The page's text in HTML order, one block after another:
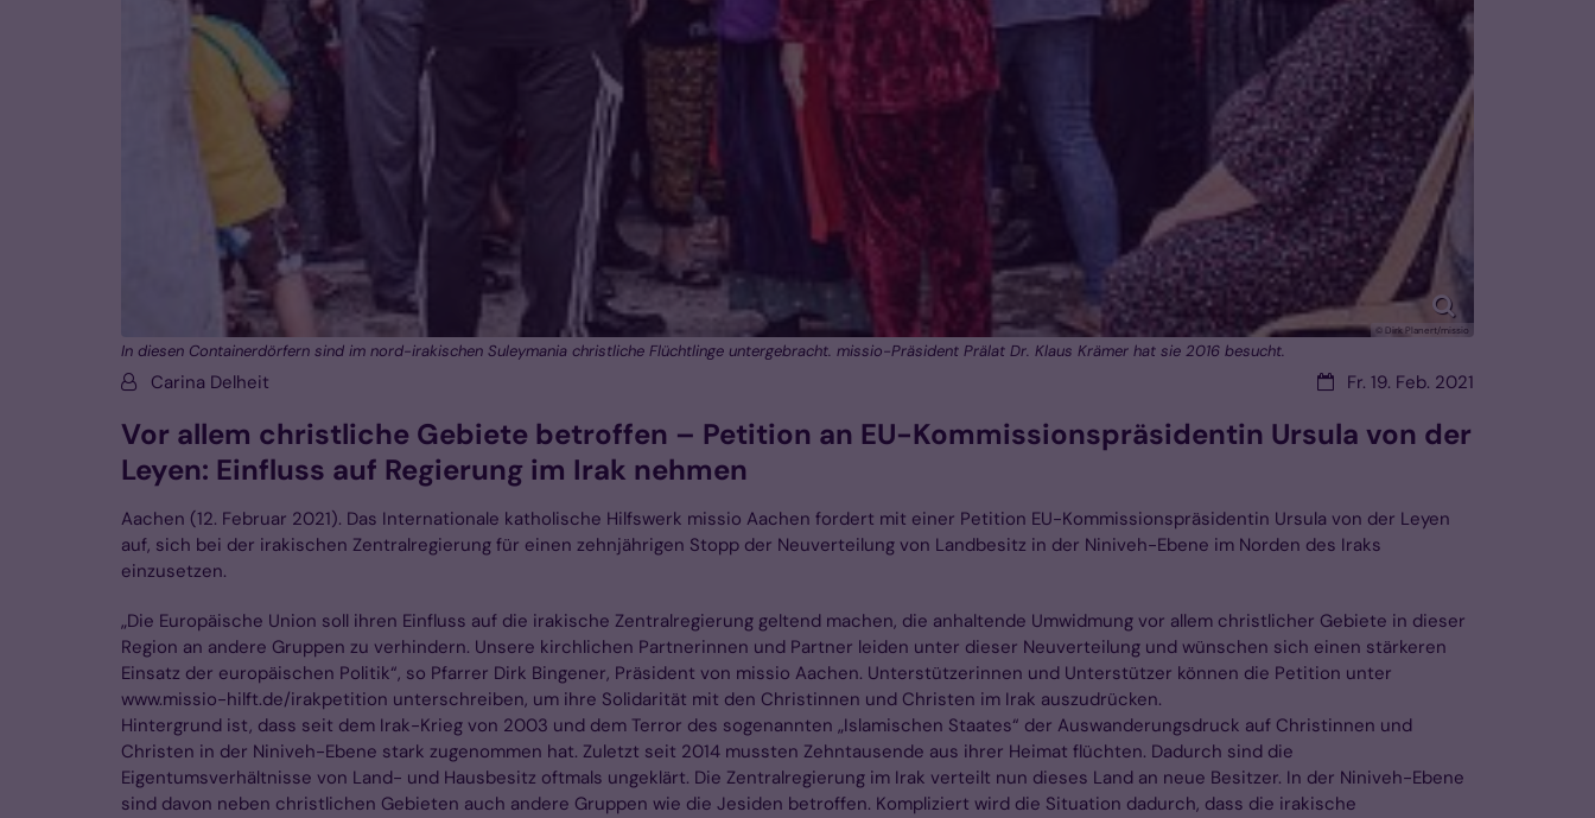
© Dirk Planert/missio
In diesen Containerdörfern sind im nord-irakischen Suleymania christliche Flüchtlinge untergebracht. missio-Präsident Prälat Dr. Klaus Krämer hat sie 2016 besucht.
Datum:Fr. 19. Feb. 2021
Von:Carina Delheit
Vor allem christliche Gebiete betroffen – Petition an EU-Kommissionspräsidentin Ursula von der
Leyen: Einfluss auf Regierung im Irak nehmen
Aachen (12. Februar 2021). Das Internationale katholische Hilfswerk missio Aachen fordert mit einer Petition EU-Kommissionspräsidentin Ursula von der Leyen
auf, sich bei der irakischen Zentralregierung für einen zehnjährigen Stopp der Neuverteilung von Landbesitz in der Niniveh-Ebene im Norden des Iraks
einzusetzen.
„Die Europäische Union soll ihren Einfluss auf die irakische Zentralregierung geltend machen, die anhaltende Umwidmung vor allem christlicher Gebiete in dieser
Region an andere Gruppen zu verhindern. Unsere kirchlichen Partnerinnen und Partner leiden unter dieser Neuverteilung und wünschen sich einen stärkeren
Einsatz der europäischen Politik“, so Pfarrer Dirk Bingener, Präsident von missio Aachen. Unterstützerinnen und Unterstützer können die Petition unter
www.missio-hilft.de/irakpetition unterschreiben, um ihre Solidarität mit den Christinnen und Christen im Irak auszudrücken.
Hintergrund ist, dass seit dem Irak-Krieg von 2003 und dem Terror des sogenannten „Islamischen Staates“ der Auswanderungsdruck auf Christinnen und
Christen in der Niniveh-Ebene stark zugenommen hat. Zuletzt seit 2014 mussten Zehntausende aus ihrer Heimat flüchten. Dadurch sind die
Eigentumsverhältnisse von Land- und Hausbesitz oftmals ungeklärt. Die Zentralregierung im Irak verteilt nun dieses Land an neue Besitzer. In der Niniveh-Ebene
sind davon neben christlichen Gebieten auch andere Gruppen wie die Jesiden betroffen. Kompliziert wird die Situation dadurch, dass die irakische